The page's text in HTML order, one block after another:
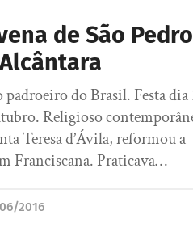
de São Pedro
padroeiro do Brasil. Festa dia
Religioso
Teresa d’Ávila, reformou a
Franciscana. Praticava…
2016